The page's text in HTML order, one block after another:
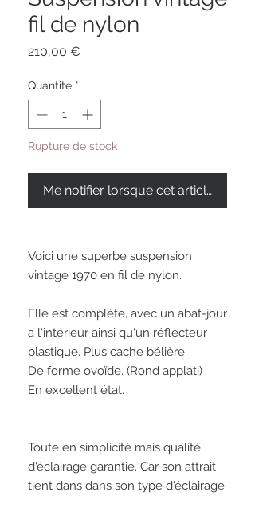
fil de nylon
210,00 €
Quantité *
Rupture de stock
Me notifier lorsque cet article est
Voici une superbe suspension
vintage 1970 en fil de nylon.
Elle est complète, avec un abat-jour
a l'intérieur ainsi qu'un réflecteur
plastique. Plus cache bélière.
De forme ovoïde. (Rond applati)
En excellent état.
Toute en simplicité mais qualité
d'éclairage garantie. Car son attrait
tient dans dans son type d'éclairage.